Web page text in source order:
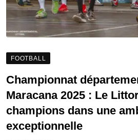
FOOTBALL
Championnat
Maracana 2025 : Le
champions dans une
exceptionnelle